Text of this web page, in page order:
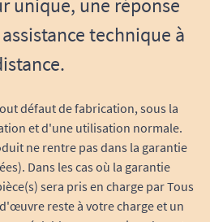
et ses accessoires
en place rapide sans
particulière. Une fois
d'eau régulier et
proche d'un
unique, une réponse
technique à
défaut de fabrication, sous la
et d'une utilisation normale.
ne rentre pas dans la garantie
Dans les cas où la garantie
sera pris en charge par Tous
reste à votre charge et un